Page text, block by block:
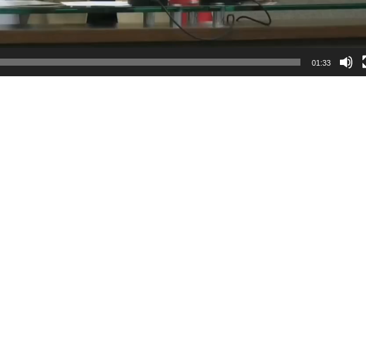
01:33